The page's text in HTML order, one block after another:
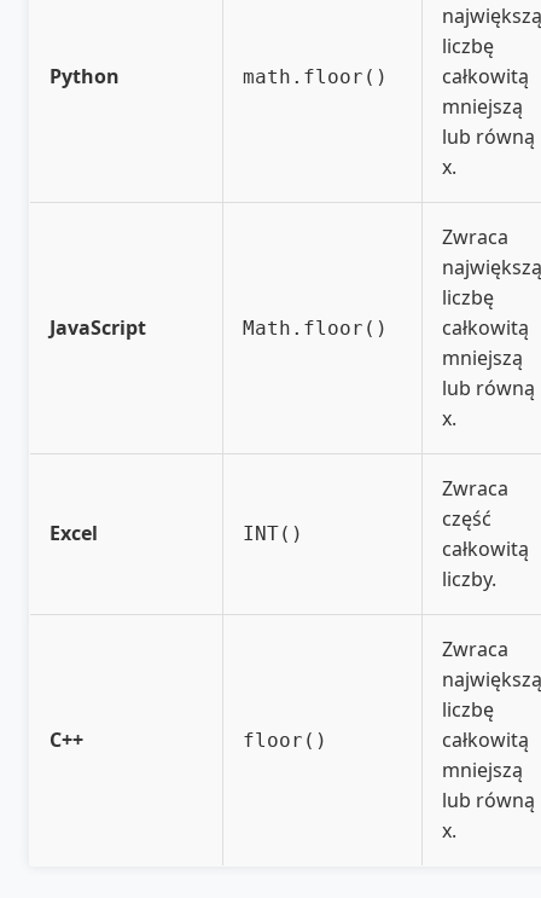
Python math.floor()
największą
liczbę
całkowitą
mniejszą
lub równą
x.
JavaScript Math.floor()
Zwraca
największą
liczbę
całkowitą
mniejszą
lub równą
x.
Excel INT()
Zwraca
część
całkowitą
liczby.
C++ floor()
Zwraca
największą
liczbę
całkowitą
mniejszą
lub równą
x.